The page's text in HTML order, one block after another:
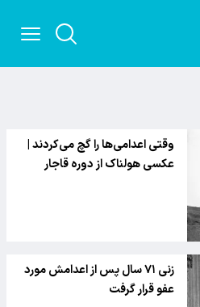
وقتی اعدامی‌ها را گچ می‌کردند |
عکسی هولناک از دوره قاجار
زنی ۷۱ سال پس از اعدامش مورد
عفو قرار گرفت